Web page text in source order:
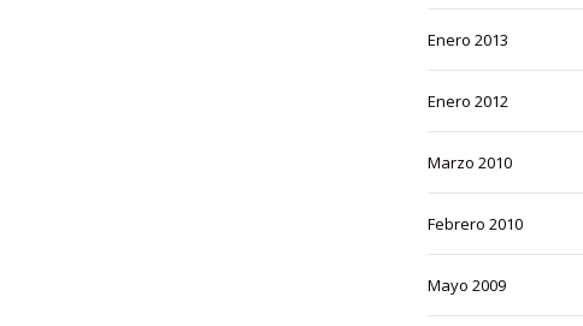
enero 2013
enero 2012
marzo 2010
febrero 2010
mayo 2009